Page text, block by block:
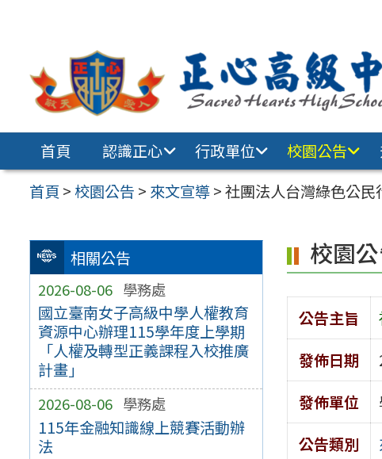
首頁 認識正心 行政單位 校園公告
首頁 >校園公告 > 來文宣導>社團法人台灣綠色公民
相關公告
2026-08-06 學務處
國立臺南女子高級中學人權教育
資源中心辦理115學年度上學期
「人權及轉型正義課程入校推廣
計畫」
2026-08-06 學務處
115年金融知識線上競賽活動辦
法
校園
公告主旨
發佈日期
發佈單位
公告類別